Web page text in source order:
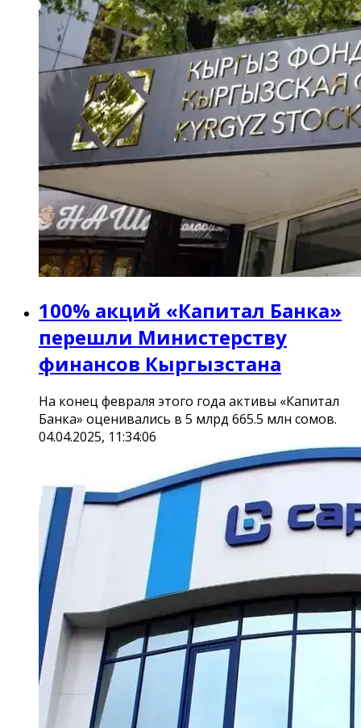
100% акций «Капитал Банка»
перешли Министерству
финансов Кыргызстана
На конец февраля этого года активы «Капитал
Банка» оценивались в 5 млрд 665.5 млн сомов.
04.04.2025, 11:34:06